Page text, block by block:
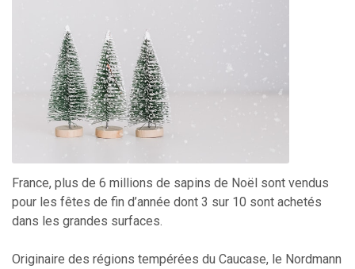
France, plus de 6 millions de sapins de Noël sont vendus
pour les fêtes de fin d’année dont 3 sur 10 sont achetés
dans les grandes surfaces.
Originaire des régions tempérées du Caucase, le Nordmann